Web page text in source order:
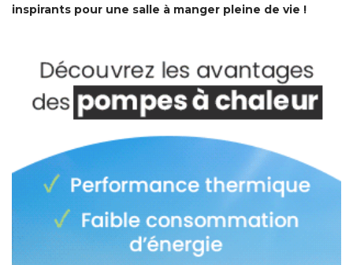
inspirants pour une salle à manger pleine de vie !